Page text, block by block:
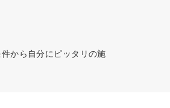
から自分にピッタリの施